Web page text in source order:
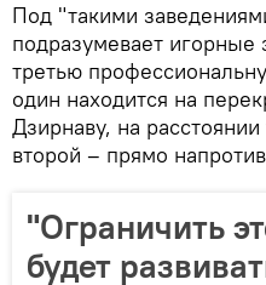
Под "такими
подразумевает
третью
один находится на
Дзирнаву, на
второй – прямо
"Ограничить
будет